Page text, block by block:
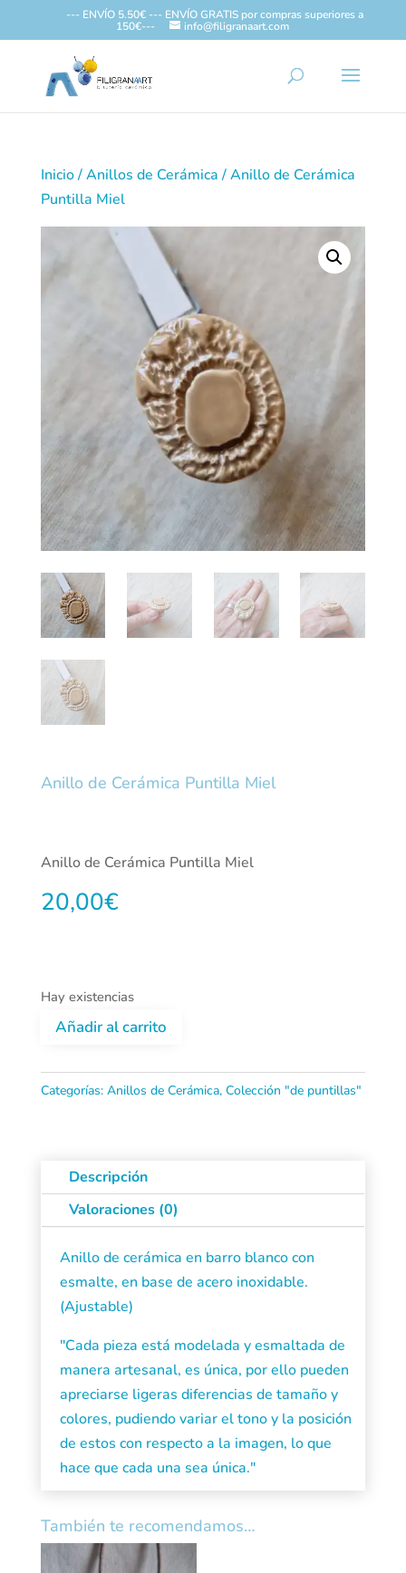
--- ENVÍO 5.50€ --- ENVÍO GRATIS por compras superiores a
150€---
info@filigranaart.com
Inicio/Anillos de Cerámica / Anillo de Cerámica
Puntilla Miel
Anillo de Cerámica Puntilla Miel
20,00€
Anillo de Cerámica Puntilla Miel
Hay existencias
de
Miel
cantidad
Añadir al carrito
Categorías: Anillos de Cerámica, Colección "de puntillas"
Descripción
Valoraciones (0)
Anillo de cerámica en barro blanco con
esmalte, en base de acero inoxidable.
(Ajustable)
"Cada pieza está modelada y esmaltada de
manera artesanal, es única, por ello pueden
apreciarse ligeras diferencias de tamaño y
colores, pudiendo variar el tono y la posición
de estos con respecto a la imagen, lo que
hace que cada una sea única."
También te recomendamos…